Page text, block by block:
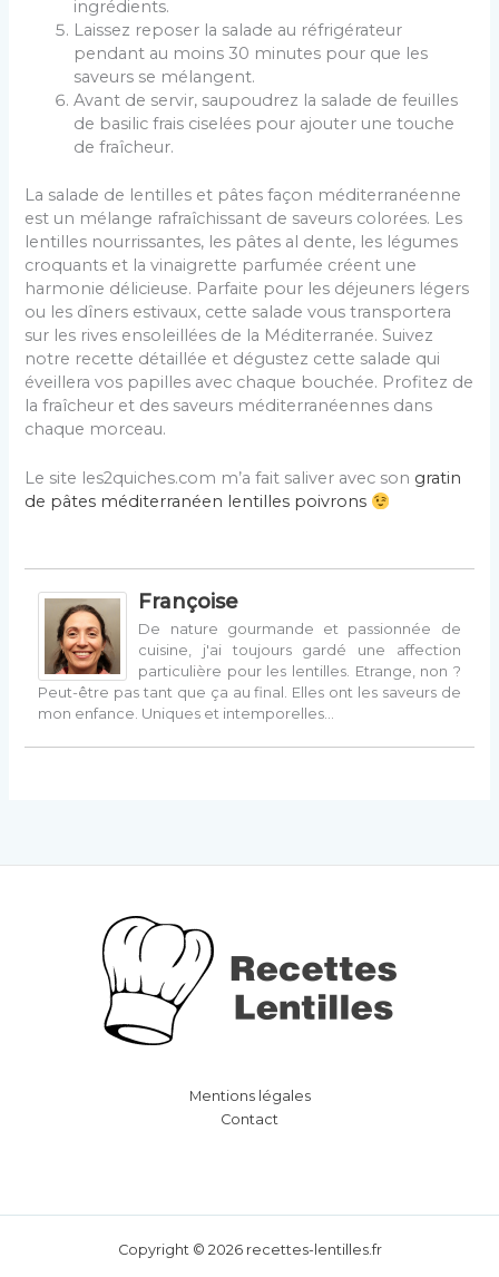
ingrédients.
Laissez reposer la salade au réfrigérateur
pendant au moins 30 minutes pour que les
saveurs se mélangent.
Avant de servir, saupoudrez la salade de feuilles
de basilic frais ciselées pour ajouter une touche
de fraîcheur.
La salade de lentilles et pâtes façon méditerranéenne
est un mélange rafraîchissant de saveurs colorées. Les
lentilles nourrissantes, les pâtes al dente, les légumes
croquants et la vinaigrette parfumée créent une
harmonie délicieuse. Parfaite pour les déjeuners légers
ou les dîners estivaux, cette salade vous transportera
sur les rives ensoleillées de la Méditerranée. Suivez
notre recette détaillée et dégustez cette salade qui
éveillera vos papilles avec chaque bouchée. Profitez de
la fraîcheur et des saveurs méditerranéennes dans
chaque morceau.
Le site les2quiches.com m’a fait saliver avec son gratin
de pâtes méditerranéen lentilles poivrons
Françoise
De nature gourmande et passionnée de
cuisine, j'ai toujours gardé une affection
particulière pour les lentilles. Etrange, non ?
Peut-être pas tant que ça au final. Elles ont les saveurs de
mon enfance. Uniques et intemporelles…
Mentions légales
Contact
Copyright © 2026 recettes-lentilles.fr